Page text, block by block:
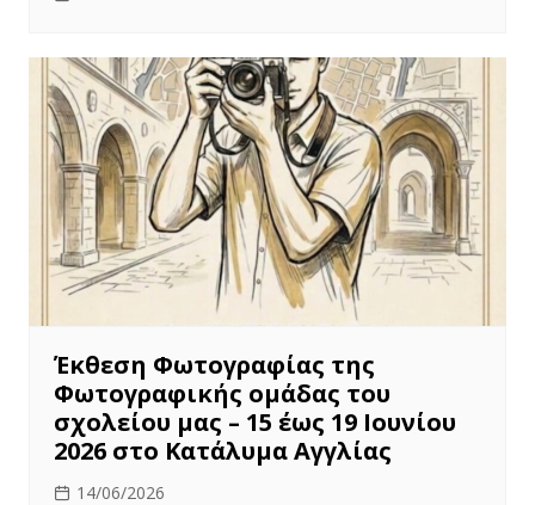
Έκθεση Φωτογραφίας της
Φωτογραφικής ομάδας του
σχολείου μας – 15 έως 19 Ιουνίου
2026 στο Κατάλυμα Αγγλίας
14/06/2026